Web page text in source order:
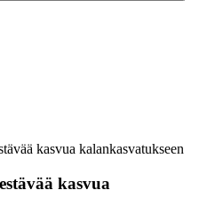
kasvua kalankasvatukseen
kasvua